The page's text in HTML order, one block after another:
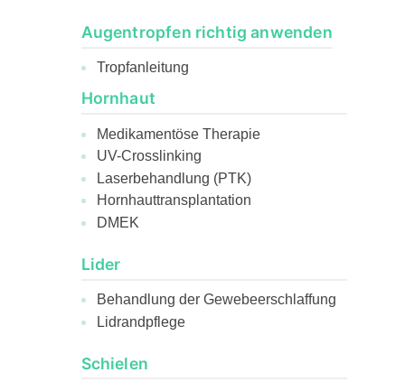
Augentropfen richtig anwenden
Tropfanleitung
Hornhaut
Medikamentöse Therapie
UV-Crosslinking
Laserbehandlung (PTK)
Hornhauttransplantation
DMEK
Lider
Behandlung der Gewebeerschlaffung
Lidrandpflege
Schielen